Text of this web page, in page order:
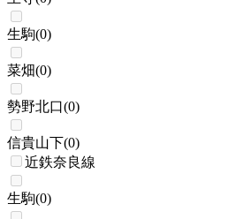
生駒(0)
菜畑(0)
勢野北口(0)
信貴山下(0)
近鉄奈良線
生駒(0)